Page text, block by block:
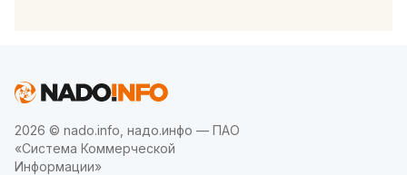
2026 © nado.info, надо.инфо — ПАО
«Система Коммерческой
Информации»